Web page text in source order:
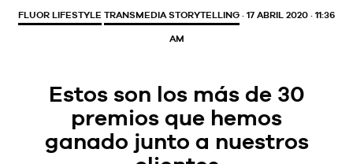
FLUOR LIFESTYLE TRANSMEDIA STORYTELLING · 17 ABRIL 2020 · 11:36
AM
Estos son los más de 30
premios que hemos
ganado junto a nuestros